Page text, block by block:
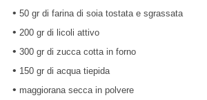
• 50 gr di farina di soia tostata e sgrassata
• 200 gr di licoli attivo
• 300 gr di zucca cotta in forno
• 150 gr di acqua tiepida
• maggiorana secca in polvere